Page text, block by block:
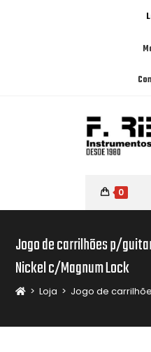
0
Jogo de carrilhões p/
Nickel c/Magnum Lock
> Loja > Jogo de